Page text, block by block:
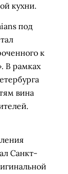
кухни.
под
к
В рамках
вина
Санкт-